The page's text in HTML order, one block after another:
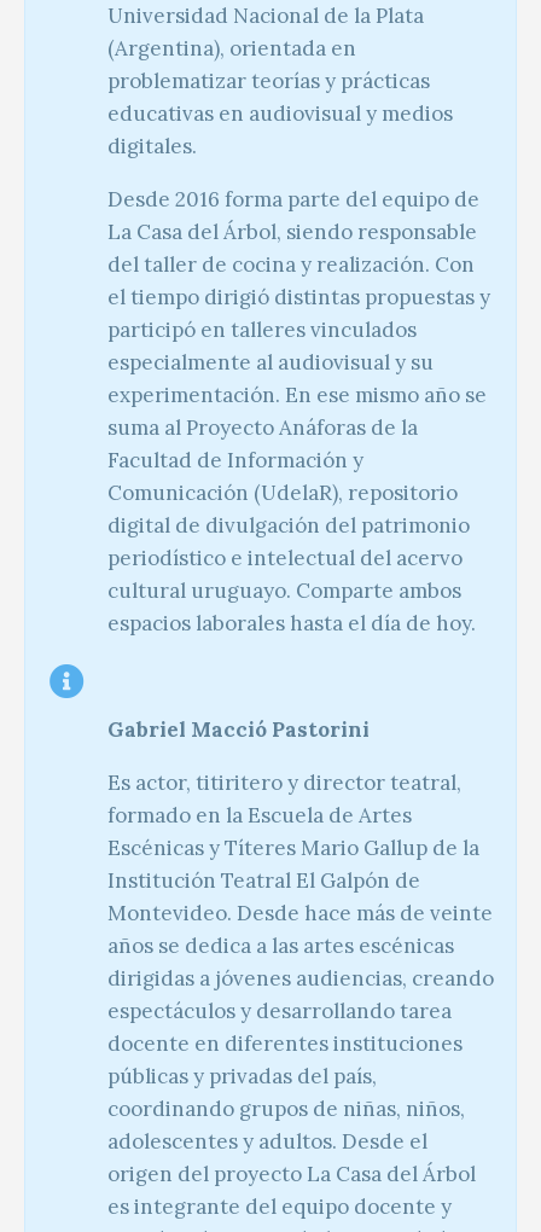
Universidad Nacional de la Plata
(Argentina), orientada en
problematizar teorías y prácticas
educativas en audiovisual y medios
digitales.
Desde 2016 forma parte del equipo de
La Casa del Árbol, siendo responsable
del taller de cocina y realización. Con
el tiempo dirigió distintas propuestas y
participó en talleres vinculados
especialmente al audiovisual y su
experimentación. En ese mismo año se
suma al Proyecto Anáforas de la
Facultad de Información y
Comunicación (UdelaR), repositorio
digital de divulgación del patrimonio
periodístico e intelectual del acervo
cultural uruguayo. Comparte ambos
espacios laborales hasta el día de hoy.
Gabriel Macció Pastorini
Es actor, titiritero y director teatral,
formado en la Escuela de Artes
Escénicas y Títeres Mario Gallup de la
Institución Teatral El Galpón de
Montevideo. Desde hace más de veinte
años se dedica a las artes escénicas
dirigidas a jóvenes audiencias, creando
espectáculos y desarrollando tarea
docente en diferentes instituciones
públicas y privadas del país,
coordinando grupos de niñas, niños,
adolescentes y adultos. Desde el
origen del proyecto La Casa del Árbol
es integrante del equipo docente y